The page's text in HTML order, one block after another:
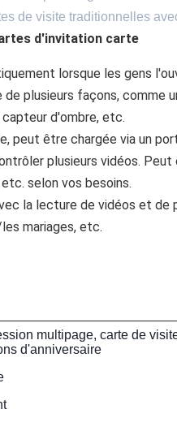
de visite traditionnelles
d'invitation carte
lorsque les gens
plusieurs façons, comme
d'ombre, etc.
peut être chargée via un
plusieurs vidéos.
selon vos besoins.
la lecture de vidéos et de
mariages, etc.
multipage, carte de
d'anniversaire